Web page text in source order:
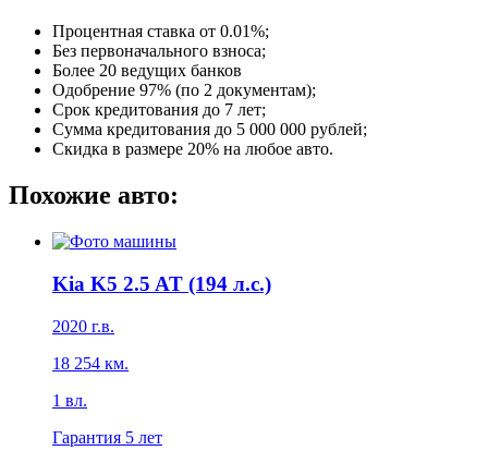
Процентная ставка от 0.01%;
Без первоначального взноса;
Более 20 ведущих банков
Одобрение 97% (по 2 документам);
Срок кредитования до 7 лет;
Сумма кредитования до 5 000 000 рублей;
Скидка в размере 20% на любое авто.
Похожие авто:
Kia K5 2.5 AT (194 л.с.)
2020 г.в.
18 254 км.
1 вл.
Гарантия 5 лет